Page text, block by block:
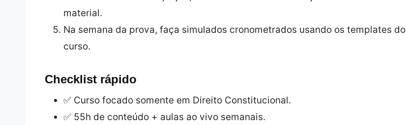
material.
Na semana da prova, faça simulados cronometrados usando os templates do
curso.
Checklist rápido
✅ Curso focado somente em Direito Constitucional.
✅ 55h de conteúdo + aulas ao vivo semanais.